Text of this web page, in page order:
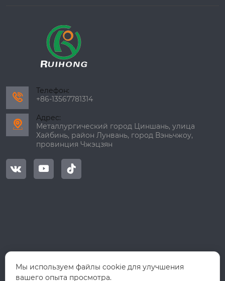

Телефон:
+86-13567781314

Адрес:
Металлургический город Циншань, улица
Хайбинь, район Лунвань, город Вэньчжоу,
провинция Чжэцзян
  
Мы используем файлы cookie для улучшения
вашего опыта просмотра.